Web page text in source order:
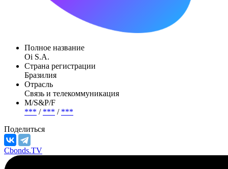
Полное название
Oi S.A.
Страна регистрации
Бразилия
Связь и телекоммуникация
М/S&P/F
***/
Поделиться